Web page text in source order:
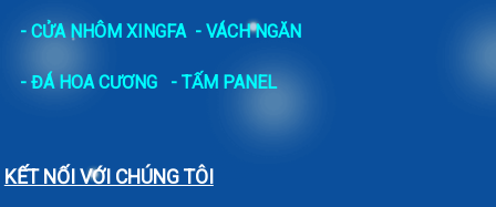
- CỬA NHÔM XINGFA - VÁCH NGĂN
- ĐÁ HOA CƯƠNG - TẤM PANEL
KẾT NỐI VỚI CHÚNG TÔI